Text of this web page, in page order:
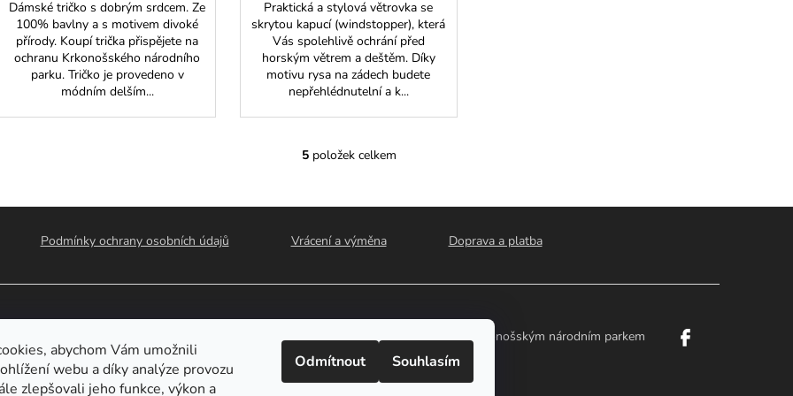
abychom Vám umožnili
webu a díky analýze provozu
zlepšovali jeho funkce, výkon a
Odmítnout Souhlasím
Dámské tričko s dobrým srdcem. Ze
100% bavlny a s motivem divoké
přírody. Koupí trička přispějete na
ochranu Krkonošského národního
parku. Tričko je provedeno v
módním delším...
Praktická a stylová větrovka se
skrytou kapucí (windstopper), která
Vás spolehlivě ochrání před
horským větrem a deštěm. Díky
motivu rysa na zádech budete
nepřehlédnutelní a k...
O
l
d
c
p
r
v
k
5položek celkem
Podmínky ochrany osobních údajů Vrácení a výměna Doprava a platba
ve spolupráci s národním parkem České Švýcarsko a Krkonošským národním parkem